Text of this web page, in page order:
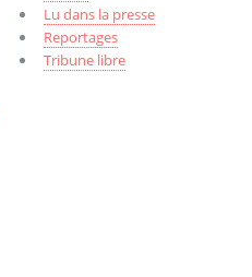
Lu dans la presse
Reportages
Tribune libre